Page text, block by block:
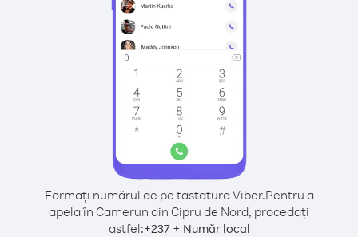
Formați numărul de pe tastatura Viber.Pentru a
apela în Camerun din Cipru de Nord, procedați
astfel:+237+ Număr local